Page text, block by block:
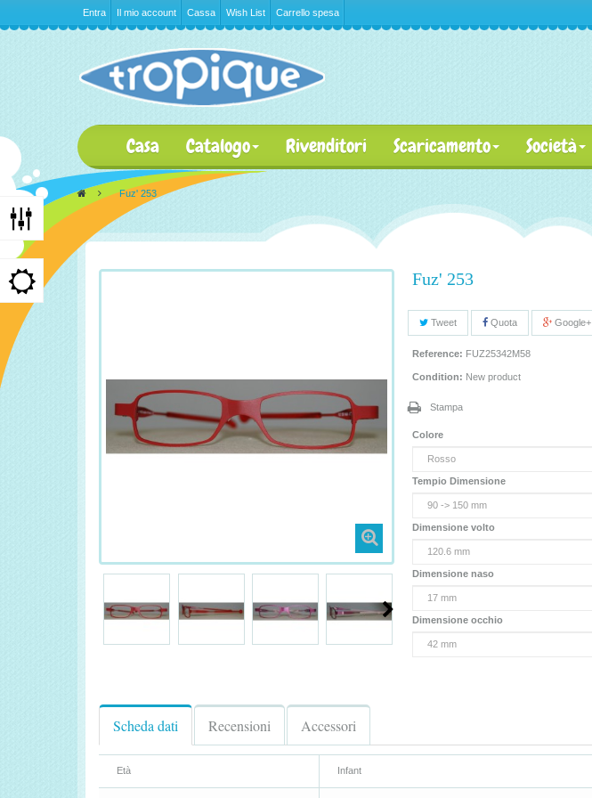
Entra Il mio account Cassa Wish List Carrello spesa
Casa Catalogo Rivenditori Scaricamento Società
> Fuz' 253
Fuz' 253
Tweet Quota Google+
Reference: FUZ25342M58
Condition: New product
Stampa
Colore
Tempio Dimensione
Dimensione volto
Dimensione naso
Dimensione occhio
Scheda dati Recensioni Accessori
Età Infant